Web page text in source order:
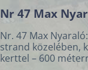
Nr 47 Max
Nr. 47 Max
strand közelében,
kerttel – 600